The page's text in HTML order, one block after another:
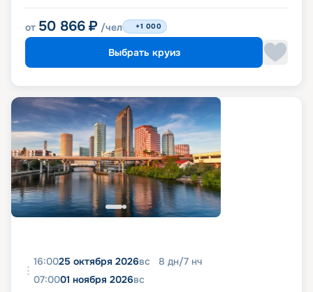
от 50 866 ₽ /чел +1 000
Выбрать круиз
16:0025 октября 2026вс 8 дн/7 нч
07:0001 ноября 2026вс